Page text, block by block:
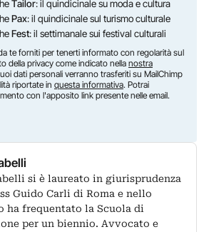
Tailor: il quindicinale su moda e cultura
Pax: il quindicinale sul turismo culturale
Fest: il settimanale sui festival culturali
te forniti per tenerti informato con regolarità sul
della privacy come indicato nella nostra
dati personali verranno trasferiti su MailChimp
riportate in questa informativa. Potrai
con l'apposito link presente nelle email.
si è laureato in giurisprudenza
Guido Carli di Roma e nello
ha frequentato la Scuola di
per un biennio. Avvocato e